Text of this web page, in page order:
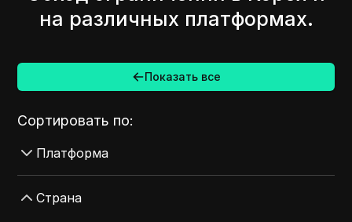
на различных платформах.
Показать все
Сортировать по:
Платформа
Страна